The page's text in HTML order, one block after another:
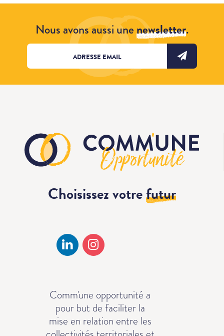
Nous avons aussi unenewsletter.
Choisissez votrefutur
Comm'une opportunité a
pour but de faciliter la
mise en relation entre les